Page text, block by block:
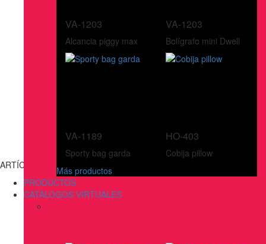
VA-1203
Alcancia piggy max
VA-1203
Bolígrafo mini Dwell
VA-1189
Sporty bag garda
HO-403
Cobija pillow
Más productos
PRODUCTOS
CATÁLOGOS VIRTUALES
ARTÍCULOS DE ESCRITURA